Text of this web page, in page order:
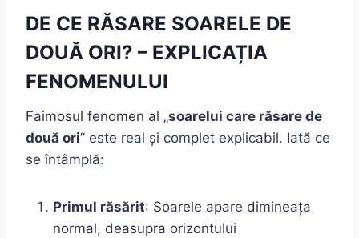
DE CE RĂSARE SOARELE DE
DOUĂ ORI? – EXPLICAȚIA
FENOMENULUI
Faimosul fenomen al „soarelui care răsare de
două ori” este real și complet explicabil. Iată ce
se întâmplă:
Primul răsărit: Soarele apare dimineața
normal, deasupra orizontului